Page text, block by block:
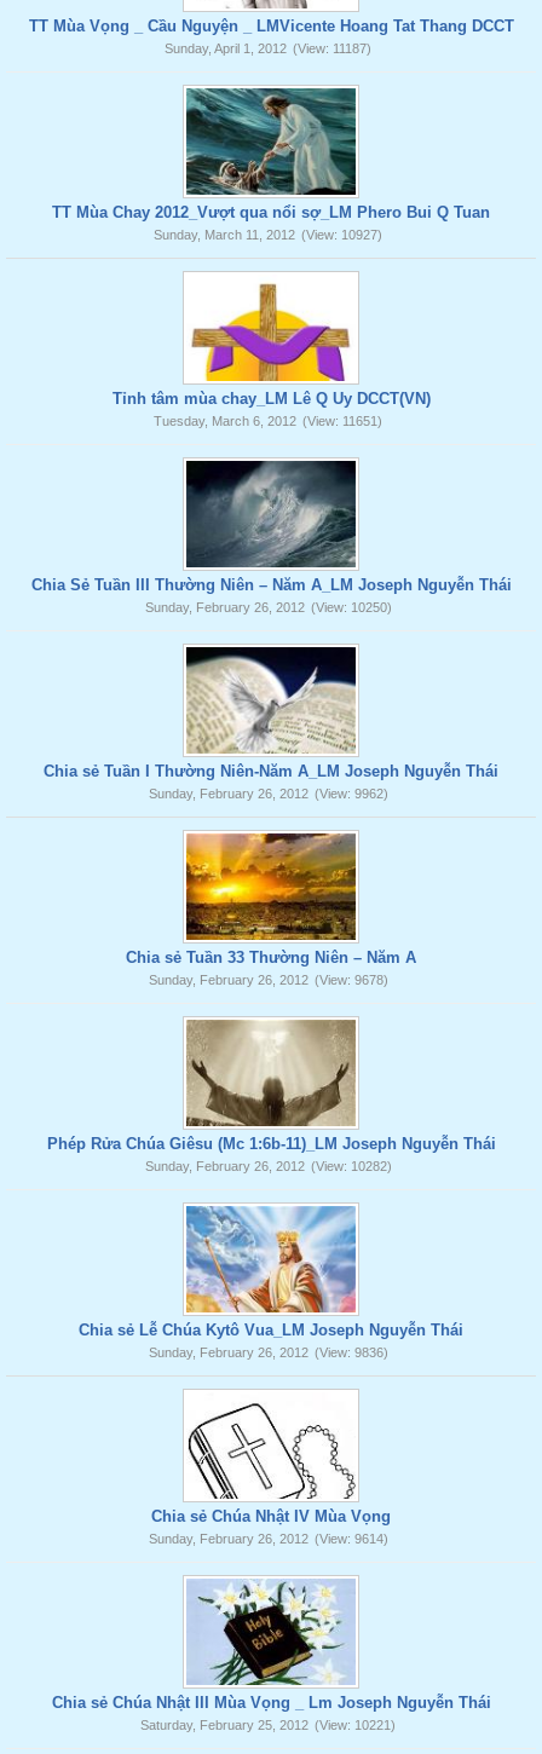
TT Mùa Vọng _ Cầu Nguyện _ LMVicente Hoang Tat Thang DCCT
Sunday, April 1, 2012 (View: 11187)
TT Mùa Chay 2012_Vượt qua nổi sợ_LM Phero Bui Q Tuan
Sunday, March 11, 2012 (View: 10927)
Tỉnh tâm mùa chay_LM Lê Q Uy DCCT(VN)
Tuesday, March 6, 2012 (View: 11651)
Chia Sẻ Tuần III Thường Niên – Năm A_LM Joseph Nguyễn Thái
Sunday, February 26, 2012 (View: 10250)
Chia sẻ Tuần I Thường Niên-Năm A_LM Joseph Nguyễn Thái
Sunday, February 26, 2012 (View: 9962)
Chia sẻ Tuần 33 Thường Niên – Năm A
Sunday, February 26, 2012 (View: 9678)
Phép Rửa Chúa Giêsu (Mc 1:6b-11)_LM Joseph Nguyễn Thái
Sunday, February 26, 2012 (View: 10282)
Chia sẻ Lễ Chúa Kytô Vua_LM Joseph Nguyễn Thái
Sunday, February 26, 2012 (View: 9836)
Chia sẻ Chúa Nhật IV Mùa Vọng
Sunday, February 26, 2012 (View: 9614)
Chia sẻ Chúa Nhật III Mùa Vọng _ Lm Joseph Nguyễn Thái
Saturday, February 25, 2012 (View: 10221)